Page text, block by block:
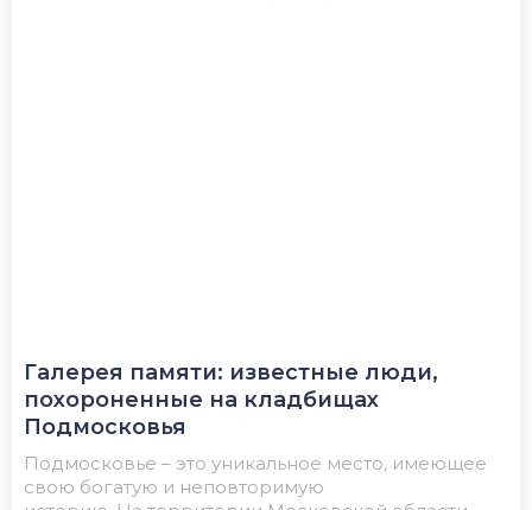
Галерея памяти: известные люди,
похороненные на кладбищах
Подмосковья
Подмосковье – это уникальное место, имеющее
свою богатую и неповторимую